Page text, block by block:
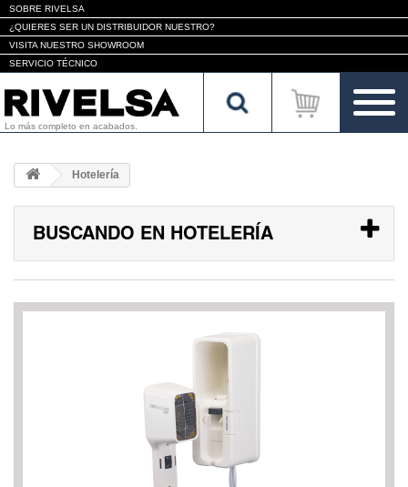
SOBRE RIVELSA
¿QUIERES SER UN DISTRIBUIDOR NUESTRO?
VISITA NUESTRO SHOWROOM
SERVICIO TÉCNICO
Lo más completo en acabados.
Hotelería
BUSCANDO EN HOTELERÍA